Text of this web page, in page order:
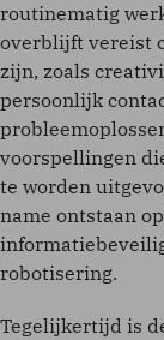
routinematig
overblijft vereist
zijn, zoals
persoonlijk
voorspellingen
te worden
name ontstaan
robotisering.
Tegelijkertijd is